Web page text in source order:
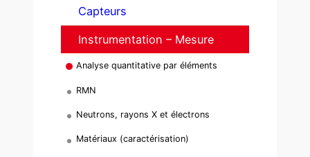
Capteurs
Instrumentation – Mesure
Analyse quantitative par éléments
RMN
Neutrons, rayons X et électrons
Matériaux (caractérisation)